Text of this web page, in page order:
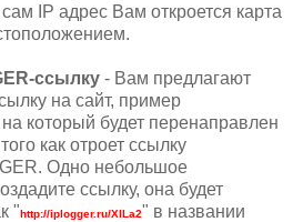
IP адрес Вам откроется карта
ссылку - Вам предлагают
на сайт, пример
который будет перенаправлен
как отроет ссылку
Одно небольшое
ссылку, она будет
"http://iplogger.ru/XlLa2" в названии